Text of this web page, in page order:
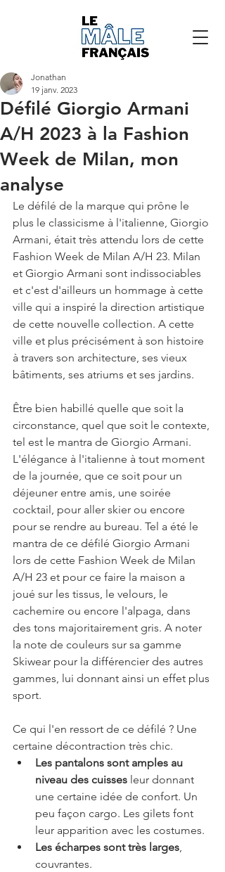
Défilé Giorgio Armani
A/H 2023 à la Fashion
Week de Milan, mon
analyse
Jonathan
19 janv. 2023
Le défilé de la marque qui prône le
plus le classicisme à l'italienne, Giorgio
Armani, était très attendu lors de cette
Fashion Week de Milan A/H 23. Milan
et Giorgio Armani sont indissociables
et c'est d'ailleurs un hommage à cette
ville qui a inspiré la direction artistique
de cette nouvelle collection. A cette
ville et plus précisément à son histoire
à travers son architecture, ses vieux
bâtiments, ses atriums et ses jardins.
Être bien habillé quelle que soit la
circonstance, quel que soit le contexte,
tel est le mantra de Giorgio Armani.
L'élégance à l'italienne à tout moment
de la journée, que ce soit pour un
déjeuner entre amis, une soirée
cocktail, pour aller skier ou encore
pour se rendre au bureau. Tel a été le
mantra de ce défilé Giorgio Armani
lors de cette Fashion Week de Milan
A/H 23 et pour ce faire la maison a
joué sur les tissus, le velours, le
cachemire ou encore l'alpaga, dans
des tons majoritairement gris. A noter
la note de couleurs sur sa gamme
Skiwear pour la différencier des autres
gammes, lui donnant ainsi un effet plus
sport.
Ce qui l'en ressort de ce défilé ? Une
certaine décontraction très chic.
Les pantalons sont amples au
niveau des cuisses leur donnant
une certaine idée de confort. Un
peu façon cargo. Les gilets font
leur apparition avec les costumes.
Les écharpes sont très larges,
couvrantes.